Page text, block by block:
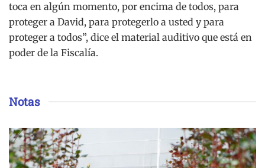
toca en algún momento, por encima de todos, para
proteger a David, para protegerlo a usted y para
proteger a todos”, dice el material auditivo que está en
poder de la Fiscalía.
Notas